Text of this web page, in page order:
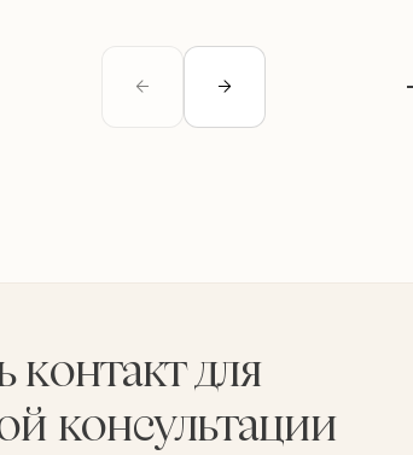
контакт для
консультации